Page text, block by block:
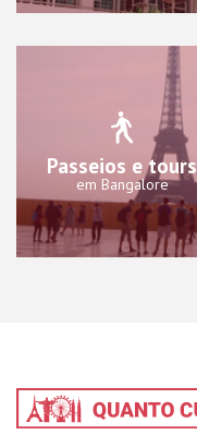
Passeios e tours
em Bangalore